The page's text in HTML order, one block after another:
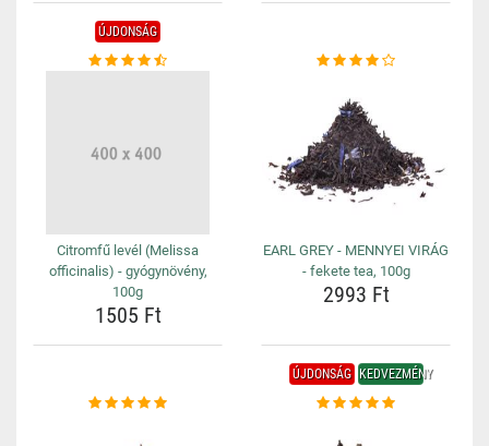
ÚJDONSÁG
Citromfű levél (Melissa
officinalis) - gyógynövény,
100g
1505 Ft
EARL GREY - MENNYEI VIRÁG
- fekete tea, 100g
2993 Ft
ÚJDONSÁG KEDVEZMÉNY